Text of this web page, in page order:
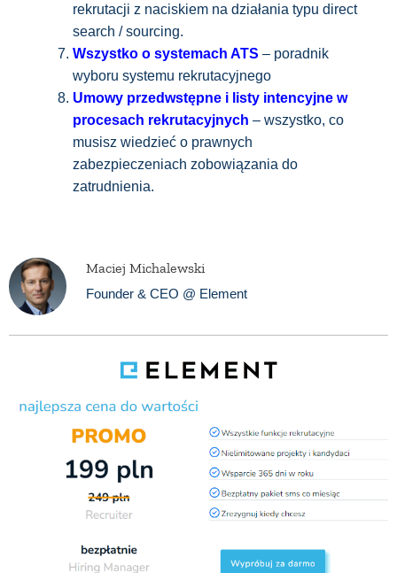
rekrutacji z naciskiem na działania typu direct
search / sourcing.
Wszystko o systemach ATS – poradnik
wyboru systemu rekrutacyjnego
Umowy przedwstępne i listy intencyjne w
procesach rekrutacyjnych – wszystko, co
musisz wiedzieć o prawnych
zabezpieczeniach zobowiązania do
zatrudnienia.
Maciej Michalewski
Founder & CEO @ Element